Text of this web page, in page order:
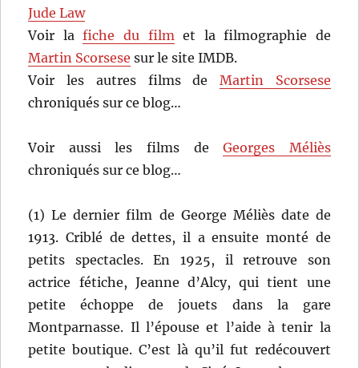
Jude Law
Voir lafiche du filmet la filmographie de
Martin Scorsese sur le site IMDB.
Voir les autres films de Martin Scorsese
chroniqués sur ce blog…
Voir aussi les films deGeorges Méliès
chroniqués sur ce blog…
(1) Le dernier film de George Méliès date de
1913. Criblé de dettes, il a ensuite monté de
petits spectacles. En 1925, il retrouve son
actrice fétiche, Jeanne d’Alcy, qui tient une
petite échoppe de jouets dans la gare
Montparnasse. Il l’épouse et l’aide à tenir la
petite boutique. C’est là qu’il fut redécouvert